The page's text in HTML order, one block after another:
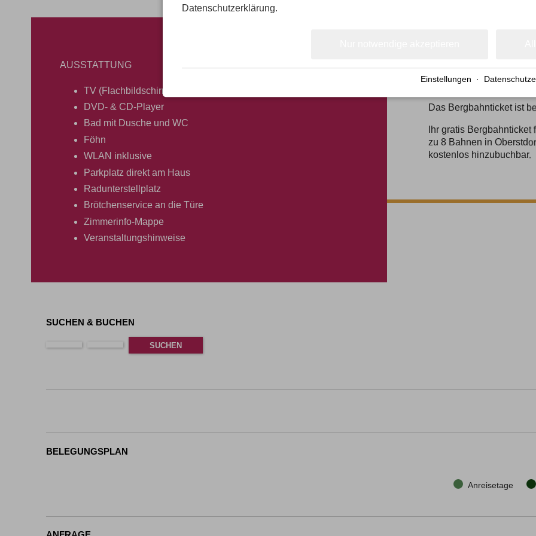
AUSSTATTUNG
TV (Flachbildschirm)
DVD- & CD-Player
Bad mit Dusche und WC
Föhn
WLAN inklusive
Parkplatz direkt am Haus
Radunterstellplatz
Brötchenservice an die Türe
Zimmerinfo-Mappe
Veranstaltungshinweise
BERGBAHNTICKET
Das Bergbahnticket ist
Ihr gratis Bergbahnticket
zu 8 Bahnen in
kostenlos hinzubuchbar.
SUCHEN & BUCHEN
BELEGUNGSPLAN
Anreisetage
Datenschutzerklärung.
Einstellungen ·